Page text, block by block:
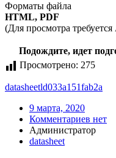
Форматы файла
HTML, PDF
(Для просмотра
Подождите, идет
Просмотрено: 275
datasheetld033a151fab2a
9 марта, 2020
Комментариев нет
Администратор
datasheet